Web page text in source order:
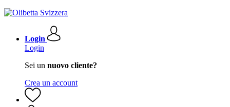
Login
Login
Sei un nuovo cliente?
Crea un account